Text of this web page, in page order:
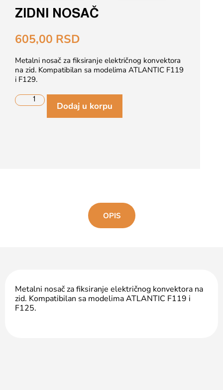
ZIDNI NOSAČ
605,00 RSD
Metalni nosač za fiksiranje električnog konvektora
na zid. Kompatibilan sa modelima ATLANTIC F119
i F129.
Dodaj u korpu
OPIS
Metalni nosač za fiksiranje električnog konvektora na
zid. Kompatibilan sa modelima ATLANTIC F119 i
F125.